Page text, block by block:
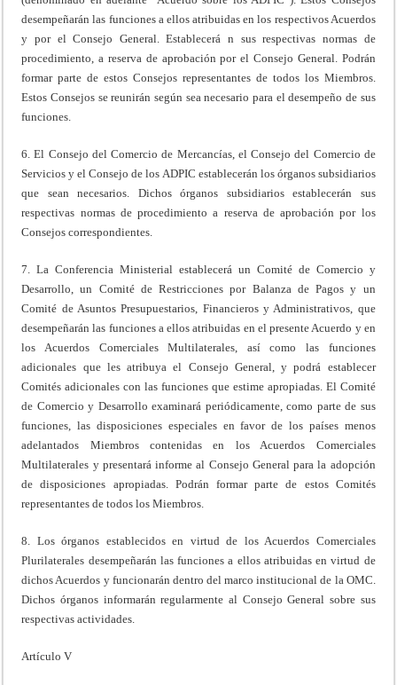
desempeñarán las funciones a ellos atribuidas en los respectivos Acuerdos
y por el Consejo General. Establecerá n sus respectivas normas de
procedimiento, a reserva de aprobación por el Consejo General. Podrán
formar parte de estos Consejos representantes de todos los Miembros.
Estos Consejos se reunirán según sea necesario para el desempeño de sus
funciones.
6. El Consejo del Comercio de Mercancías, el Consejo del Comercio de
Servicios y el Consejo de los ADPIC establecerán los órganos subsidiarios
que sean necesarios. Dichos órganos subsidiarios establecerán sus
respectivas normas de procedimiento a reserva de aprobación por los
Consejos correspondientes.
7. La Conferencia Ministerial establecerá un Comité de Comercio y
Desarrollo, un Comité de Restricciones por Balanza de Pagos y un
Comité de Asuntos Presupuestarios, Financieros y Administrativos, que
desempeñarán las funciones a ellos atribuidas en el presente Acuerdo y en
los Acuerdos Comerciales Multilaterales, así como las funciones
adicionales que les atribuya el Consejo General, y podrá establecer
Comités adicionales con las funciones que estime apropiadas. El Comité
de Comercio y Desarrollo examinará periódicamente, como parte de sus
funciones, las disposiciones especiales en favor de los países menos
adelantados Miembros contenidas en los Acuerdos Comerciales
Multilaterales y presentará informe al Consejo General para la adopción
de disposiciones apropiadas. Podrán formar parte de estos Comités
representantes de todos los Miembros.
8. Los órganos establecidos en virtud de los Acuerdos Comerciales
Plurilaterales desempeñarán las funciones a ellos atribuidas en virtud de
dichos Acuerdos y funcionarán dentro del marco institucional de la OMC.
Dichos órganos informarán regularmente al Consejo General sobre sus
respectivas actividades.
Artículo V